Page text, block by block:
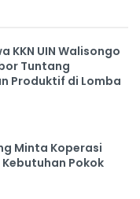
KKN UIN Walisongo
Tuntang
Produktif di Lomba
Minta Koperasi
Pokok